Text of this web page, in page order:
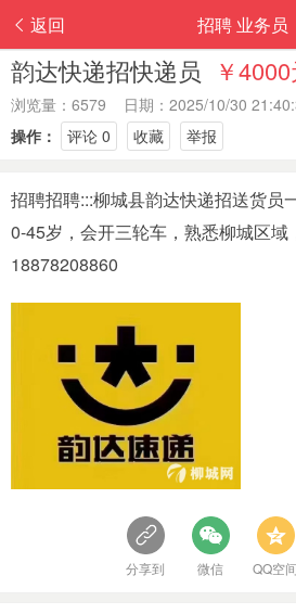
返回 招聘 业务员
韵达快递招快递员 ￥
浏览量：6579 日期：2025/10/30
操作：
评论 0 收藏 举报
招聘招聘:::柳城县韵达快递招送货员
0-45岁，会开三轮车，熟悉柳城区域
18878208860
分享到 微信 QQ空间